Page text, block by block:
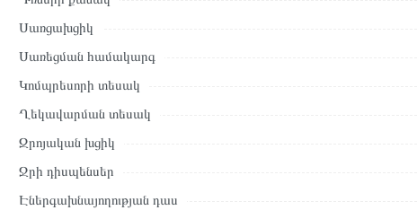
Սառցախցիկ
Սառեցման համակարգ
Կոմպրեսորի տեսակ
Ղեկավարման տեսակ
Զրոյական խցիկ
Ջրի դիսպենսեր
Էներգախնայողության դաս